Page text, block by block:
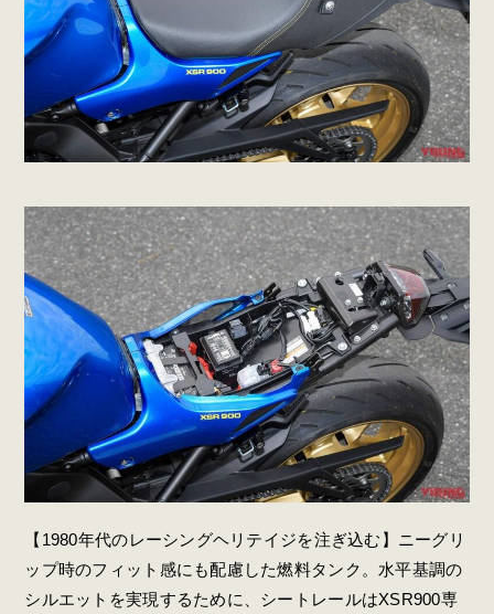
【1980年代のレーシングヘリテイジを注ぎ込む】ニーグリ
ップ時のフィット感にも配慮した燃料タンク。水平基調の
シルエットを実現するために、シートレールはXSR900専